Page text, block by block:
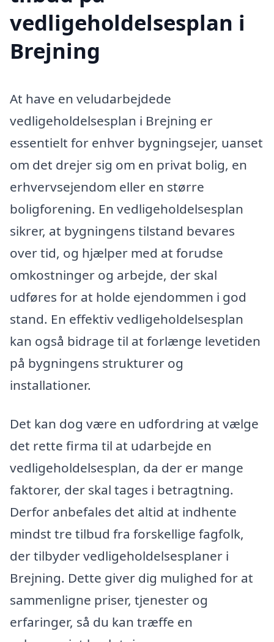
vedligeholdelsesplan i
Brejning
At have en veludarbejdede
vedligeholdelsesplan i Brejning er
essentielt for enhver bygningsejer, uanset
om det drejer sig om en privat bolig, en
erhvervsejendom eller en større
boligforening. En vedligeholdelsesplan
sikrer, at bygningens tilstand bevares
over tid, og hjælper med at forudse
omkostninger og arbejde, der skal
udføres for at holde ejendommen i god
stand. En effektiv vedligeholdelsesplan
kan også bidrage til at forlænge levetiden
på bygningens strukturer og
installationer.
Det kan dog være en udfordring at vælge
det rette firma til at udarbejde en
vedligeholdelsesplan, da der er mange
faktorer, der skal tages i betragtning.
Derfor anbefales det altid at indhente
mindst tre tilbud fra forskellige fagfolk,
der tilbyder vedligeholdelsesplaner i
Brejning. Dette giver dig mulighed for at
sammenligne priser, tjenester og
erfaringer, så du kan træffe en